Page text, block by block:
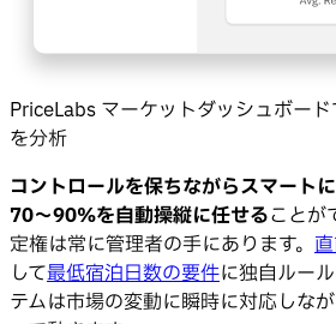
PriceLabs マーケットダッシュボー
を分析
コントロールを保ちながらスマート
70〜90%を自動操縦に任せることが
定権は常に管理者の手にあります。 直
して最低宿泊日数の要件に独自ルー
テムは市場の変動に瞬時に対応しな